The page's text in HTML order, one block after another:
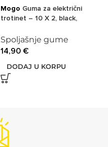
Mogo Guma za električni
trotinet – 10 X 2, black,
Spoljašnje gume
14,90 €
DODAJ U KORPU